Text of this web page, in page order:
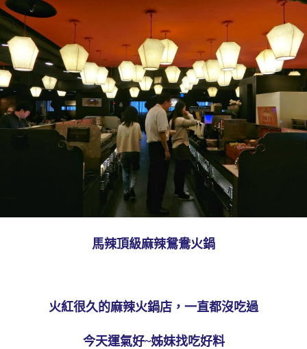
馬辣頂級麻辣鴛鴦火鍋
火紅很久的麻辣火鍋店，一直都沒吃過
今天運氣好~姊妹找吃好料